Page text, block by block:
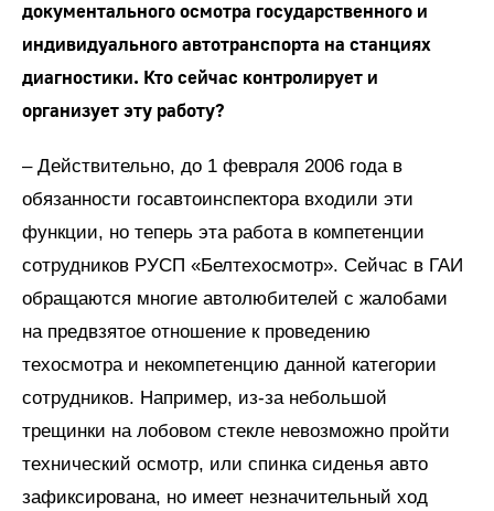
документального осмотра государственного и
индивидуального автотранспорта на станциях
диагностики. Кто сейчас контролирует и
организует эту работу?
– Действительно, до 1 февраля 2006 года в
обязанности госавтоинспектора входили эти
функции, но теперь эта работа в компетенции
сотрудников РУСП «Белтехосмотр». Сейчас в ГАИ
обращаются многие автолюбителей с жалобами
на предвзятое отношение к проведению
техосмотра и некомпетенцию данной категории
сотрудников. Например, из-за небольшой
трещинки на лобовом стекле невозможно пройти
технический осмотр, или спинка сиденья авто
зафиксирована, но имеет незначительный ход